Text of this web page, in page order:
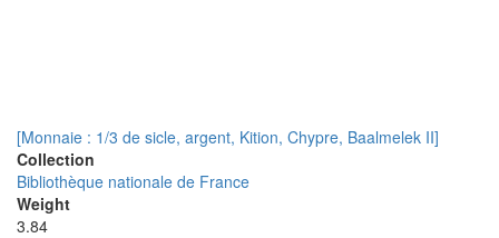
[Monnaie : 1/3 de sicle, argent, Kition, Chypre, Baalmelek II]
Collection
Bibliothèque nationale de France
Weight
3.84